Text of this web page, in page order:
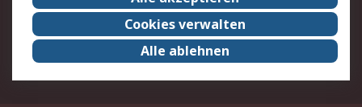
Karriere bei RS
Nachhaltigkeit
Qualität/Umwelt/ZertifikatePresse-Center
Event-Center
Cookies verwalten
Alle ablehnen